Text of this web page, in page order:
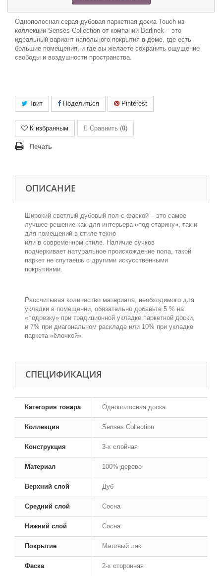
Однополосная серая дубовая паркетная доска Touch из
коллекции Senses Collection от компании Barlinek – это
идеальный вариант напольного покрытия в доме, где есть
большие помещения, и где вы желаете сохранить ощущение
свободы и воздушности пространства.
Твит Поделиться Pinterest
К избранным Сравнить (0)
Печать
ОПИСАНИЕ
Широкий светлый дубовый пол с фаской – это самое
лучшее решение как для интерьера «под старину», так и
для помещений в стиле техно
или в современном стиле. Наличие сучков
подчеркивает натуральное происхождение пола, такой
паркет не спутаешь с другими искусственными
покрытиями.
Рассчитывая количество материала, необходимого для
укладки в помещении, обязательно добавьте 5 % на
«подрезку» при традиционной укладке паркетной доски,
и 7% при диагональном раскладе или 10% при укладке
паркета «ёлочкой»
CПЕЦИФИКАЦИЯ
Категория товара Однополосная доска
Коллекция Senses Collection
Конструкция 3-х слойная
Материал 100% дерево
Верхний слой Дуб
Средний слой Сосна
Нижний слой Сосна
Покрытие Матовый лак
Фаска 2-х сторонняя